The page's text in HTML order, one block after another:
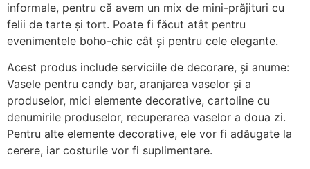
informale, pentru că avem un mix de mini-prăjituri cu
felii de tarte și tort. Poate fi făcut atât pentru
evenimentele boho-chic cât și pentru cele elegante.
Acest produs include serviciile de decorare, şi anume:
Vasele pentru candy bar, aranjarea vaselor şi a
produselor, mici elemente decorative, cartoline cu
denumirile produselor, recuperarea vaselor a doua zi.
Pentru alte elemente decorative, ele vor fi adăugate la
cerere, iar costurile vor fi suplimentare.